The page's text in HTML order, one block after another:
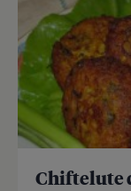
Chiftelute